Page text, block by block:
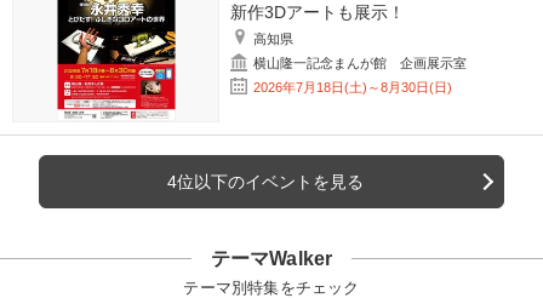
新作3Dアートも展示！
高知県
横山隆一記念まんが館 企画展示室
2026年7月18日(土)～8月30日(日)
4位以下のイベントを見る
テーマWalker
テーマ別特集をチェック